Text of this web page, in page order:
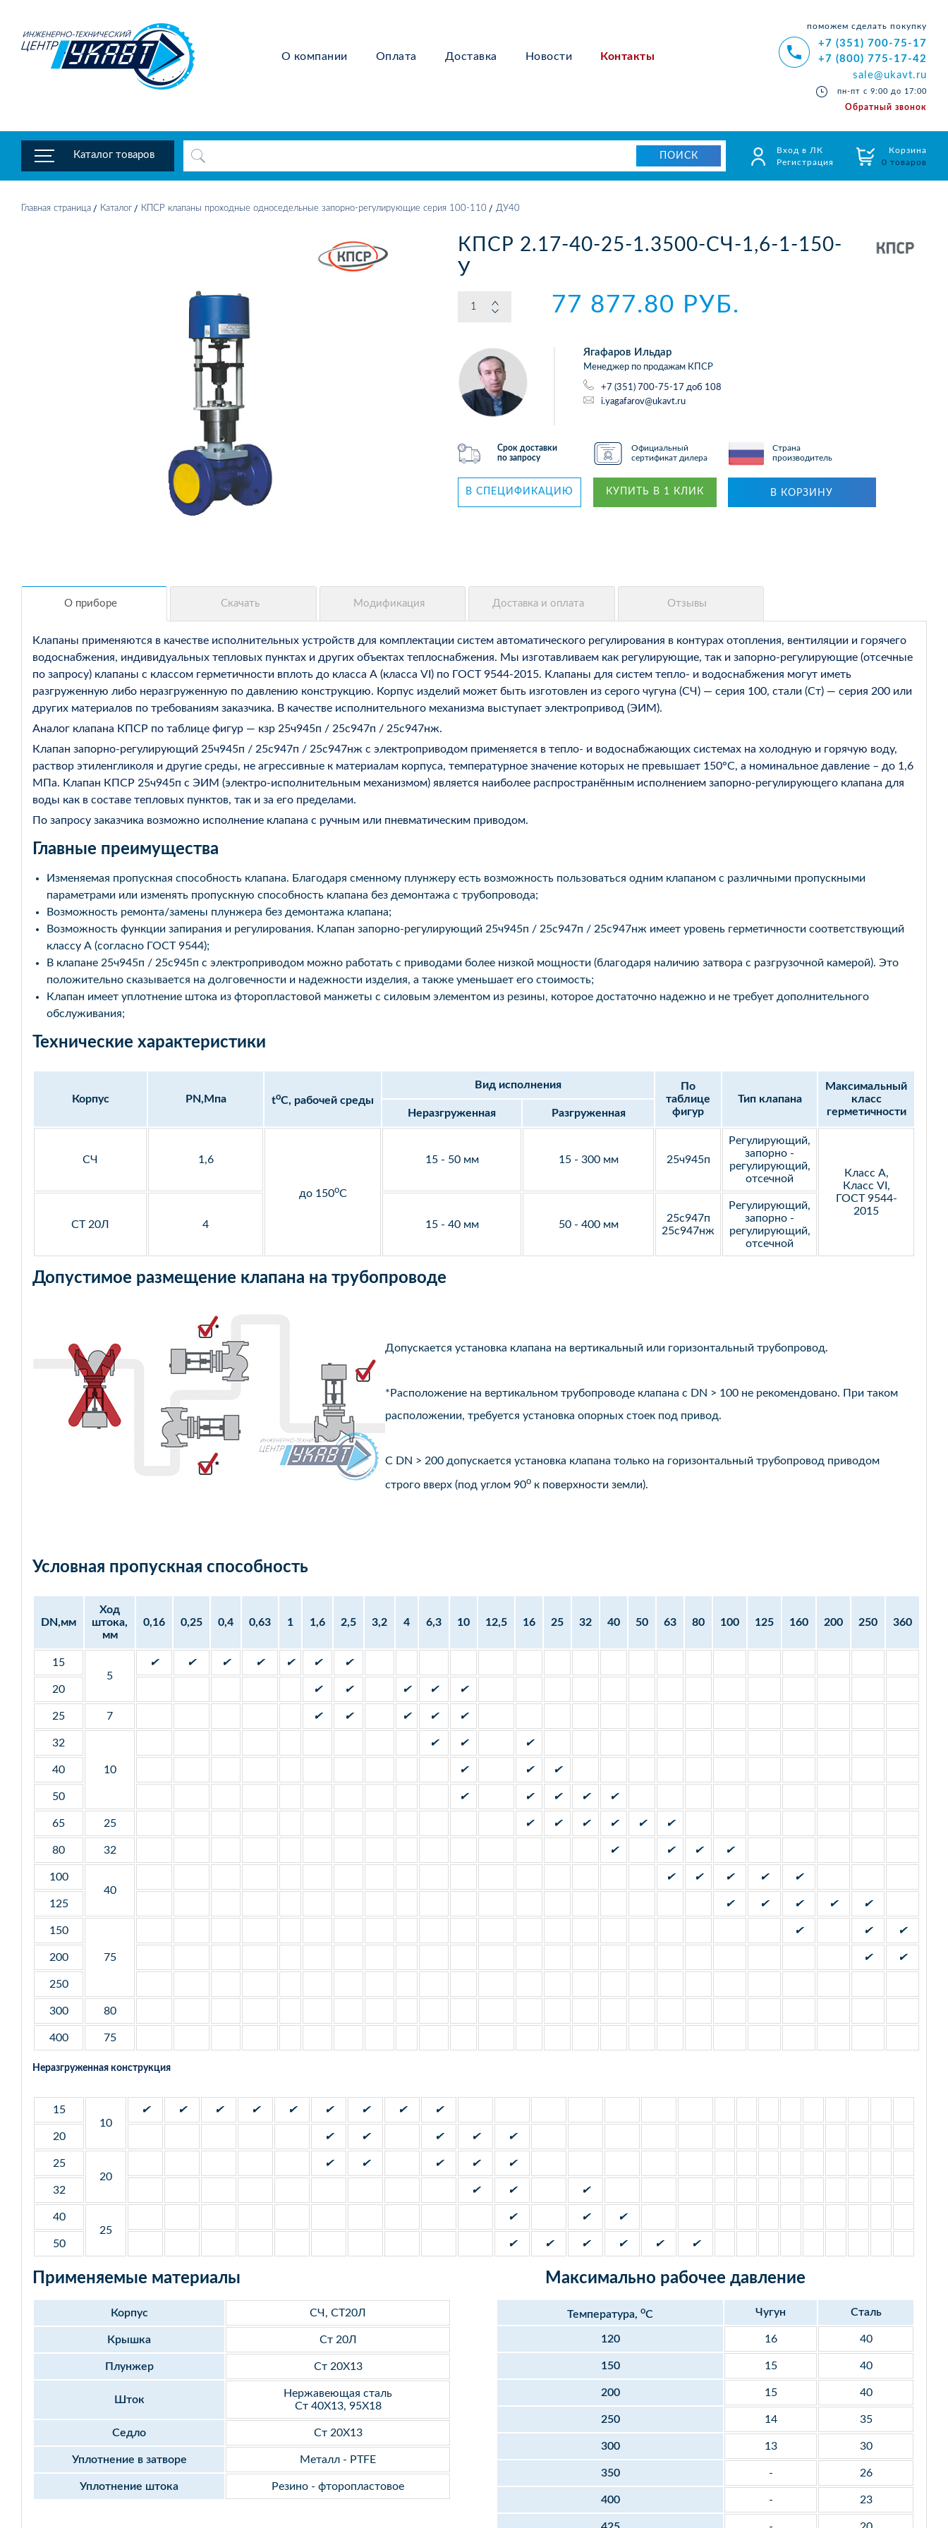
О компании Оплата Доставка Новости Контакты
поможем сделать покупку
+7 (351) 700-75-17
+7 (800) 775-17-42
sale@ukavt.ru
пн-пт с 9:00 до 17:00
Обратный звонок
Каталог товаров
Вход в ЛК
Регистрация
Корзина
0 товаров
Главная страница Каталог КПСР клапаны проходные односедельные запорно-регулирующие серия 100-110 ДУ40
КПСР 2.17-40-25-1.3500-СЧ-1,6-1-150-
У
77 877.80 РУБ.
Ягафаров Ильдар
Менеджер по продажам КПСР
+7 (351) 700-75-17 доб 108
i.yagafarov@ukavt.ru
Срок доставки
по запросу
Официальный
сертификат дилера
Страна
производитель
В СПЕЦИФИКАЦИЮ КУПИТЬ В 1 КЛИК В КОРЗИНУ
Клапаны применяются в качестве исполнительных устройств для комплектации систем автоматического регулирования в контурах отопления, вентиляции и горячего
водоснабжения, индивидуальных тепловых пунктах и других объектах теплоснабжения. Мы изготавливаем как регулирующие, так и запорно-регулирующие (отсечные
по запросу) клапаны с классом герметичности вплоть до класса А (класса VI) по ГОСТ 9544-2015. Клапаны для систем тепло- и водоснабжения могут иметь
разгруженную либо неразгруженную по давлению конструкцию. Корпус изделий может быть изготовлен из серого чугуна (СЧ) — серия 100, стали (Ст) — серия 200 или
других материалов по требованиям заказчика. В качестве исполнительного механизма выступает электропривод (ЭИМ).
Аналог клапана КПСР по таблице фигур — кзр 25ч945п / 25с947п / 25с947нж.
Клапан запорно-регулирующий 25ч945п / 25с947п / 25с947нж с электроприводом применяется в тепло- и водоснабжающих системах на холодную и горячую воду,
раствор этиленгликоля и другие среды, не агрессивные к материалам корпуса, температурное значение которых не превышает 150°С, а номинальное давление – до 1,6
МПа. Клапан КПСР 25ч945п с ЭИМ (электро-исполнительным механизмом) является наиболее распространённым исполнением запорно-регулирующего клапана для
воды как в составе тепловых пунктов, так и за его пределами.
По запросу заказчика возможно исполнение клапана с ручным или пневматическим приводом.
Главные преимущества
Изменяемая пропускная способность клапана. Благодаря сменному плунжеру есть возможность пользоваться одним клапаном с различными пропускными
параметрами или изменять пропускную способность клапана без демонтажа с трубопровода;
Возможность ремонта/замены плунжера без демонтажа клапана;
Возможность функции запирания и регулирования. Клапан запорно-регулирующий 25ч945п / 25с947п / 25с947нж имеет уровень герметичности соответствующий
классу А (согласно ГОСТ 9544);
В клапане 25ч945п / 25с945п с электроприводом можно работать с приводами более низкой мощности (благодаря наличию затвора с разгрузочной камерой). Это
положительно сказывается на долговечности и надежности изделия, а также уменьшает его стоимость;
Клапан имеет уплотнение штока из фторопластовой манжеты с силовым элементом из резины, которое достаточно надежно и не требует дополнительного
обслуживания;
Технические характеристики
Корпус PN,Мпа toC, рабочей среды
Вид исполнения
По
таблице
фигур
Тип клапана
Максимальный
класс
герметичности
Неразгруженная Разгруженная
СЧ 1,6
до 150oС
15 - 50 мм 15 - 300 мм 25ч945п
Регулирующий,
запорно -
регулирующий,
отсечной
Класс А,
Класс VI,
ГОСТ 9544-
2015
СТ 20Л
4 15 - 40 мм 50 - 400 мм
25с947п
25с947нж
Регулирующий,
запорно -
регулирующий,
отсечной
Допустимое размещение клапана на трубопроводе
Допускается установка клапана на вертикальный или горизонтальный трубопровод.
*Расположение на вертикальном трубопроводе клапана с DN > 100 не рекомендовано. При таком
расположении, требуется установка опорных стоек под привод.
С DN > 200 допускается установка клапана только на горизонтальный трубопровод приводом
строго вверх (под углом 90o к поверхности земли).
Условная пропускная способность
DN,мм
Ход
штока,
мм
0,16 0,25 0,4 0,63 1 1,6 2,5 3,2 4 6,3 10 12,5 16 25 32 40 50 63 80 100 125 160 200 250 360
15
5
✔ ✔ ✔ ✔ ✔ ✔ ✔
20 ✔ ✔ ✔ ✔ ✔
25 7 ✔ ✔ ✔ ✔ ✔
32
10
✔ ✔ ✔
40 ✔ ✔ ✔
50 ✔ ✔ ✔ ✔ ✔
65 25 ✔ ✔ ✔ ✔ ✔ ✔
80 32 ✔ ✔ ✔ ✔
100
40
✔ ✔ ✔ ✔ ✔
125 ✔ ✔ ✔ ✔ ✔
150
75
✔ ✔ ✔
200 ✔ ✔
250
300 80
400 75
Неразгруженная конструкция
15
10
✔ ✔ ✔ ✔ ✔ ✔ ✔ ✔ ✔
20 ✔ ✔ ✔ ✔ ✔
25
20
✔ ✔ ✔ ✔ ✔
32 ✔ ✔ ✔
40
25
✔ ✔ ✔
50 ✔ ✔ ✔ ✔ ✔ ✔
Применяемые материалы Максимально рабочее давление
Корпус СЧ, СТ20Л
Крышка Ст 20Л
Плунжер Ст 20Х13
Шток
Нержавеющая сталь
Ст 40Х13, 95Х18
Седло Ст 20Х13
Уплотнение в затворе Металл - PTFE
Уплотнение штока Резино - фторопластовое
Температура,oС Чугун Сталь
120 16 40
150 15 40
200 15 40
250 14 35
300 13 30
350 - 26
400 - 23